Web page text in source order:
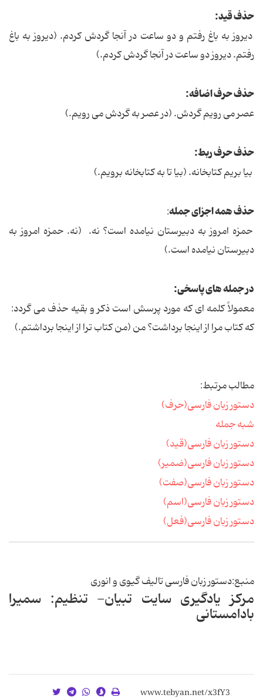
حذف قید:
دیروز به باغ رفتم و دو ساعت در آنجا گردش کردم. (دیروز به باغ
رفتم. دیروز دو ساعت در آنجا گردش کردم.)
حذف حرف اضافه:
عصر می رویم گردش. (در عصر به گردش می رویم.)
حذف حرف ربط:
بیا بریم کتابخانه. (بیا تا به کتابخانه برویم.)
حذف همه اجزای جمله:
حمزه امروز به دبیرستان نیامده است؟ نه. (نه. حمزه امروز به
دبیرستان نیامده است.)
در جمله های پاسخی:
معمولاً کلمه ای که مورد پرسش است ذکر و بقیه حذف می گردد:
که کتاب مرا از اینجا برداشت؟ من (من کتاب ترا از اینجا برداشتم.)
مطالب مرتبط:
دستور زبان فارسی(حرف)
شبه جمله
دستور زبان فارسی(قید)
دستور زبان فارسی(ضمیر)
دستور زبان فارسی(صفت)
دستور زبان فارسی(اسم)
دستور زبان فارسی(فعل)
منبع:دستور زبان فارسی تالیف گیوی و انوری
مرکز یادگیری سایت تبیان- تنظیم: سمیرا
بادامستانی